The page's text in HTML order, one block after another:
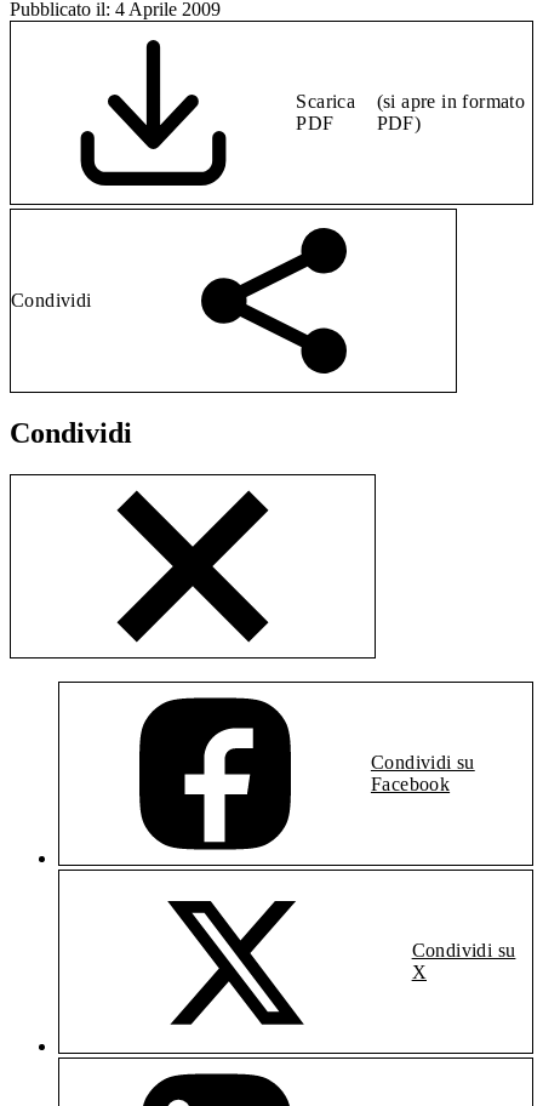
Pubblicato il: 4 Aprile 2009
Scarica
PDF
(si apre in formato
PDF)
Condividi
Condividi
Condividi su
Facebook
Condividi su
X